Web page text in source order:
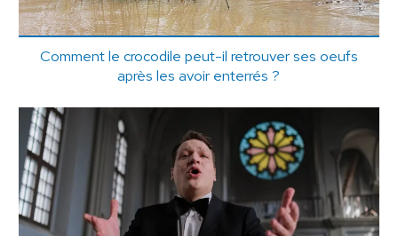
Comment le crocodile peut-il retrouver ses oeufs
après les avoir enterrés ?